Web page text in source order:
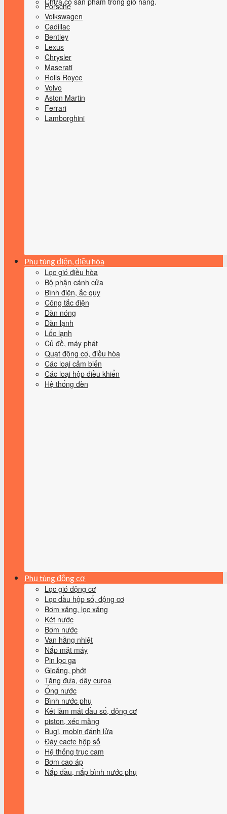
Porsche
Volkswagen
Cadillac
Bentley
Lexus
Chrysler
Maserati
Rolls Royce
Volvo
Aston Martin
Ferrari
Lamborghini
Phụ tùng điện, điều hòa
Lọc gió điều hòa
Bộ phận cánh cửa
Bình điện, ắc quy
Công tắc điện
Dàn nóng
Dàn lạnh
Lốc lạnh
Củ đề, máy phát
Quạt động cơ, điều hòa
Các loại cảm biến
Các loại hộp điều khiển
Hệ thống đèn
Phụ tùng động cơ
Lọc gió động cơ
Lọc dầu hộp số, động cơ
Bơm xăng, lọc xăng
Két nước
Bơm nước
Van hằng nhiệt
Nắp mặt máy
Pin lọc ga
Gioăng, phớt
Tăng đưa, dây curoa
Ống nước
Bình nước phụ
Két làm mát dầu số, động cơ
piston, xéc măng
Bugi, mobin đánh lửa
Đáy cacte hộp số
Hệ thống trục cam
Bơm cao áp
Nắp dầu, nắp bình nước phụ